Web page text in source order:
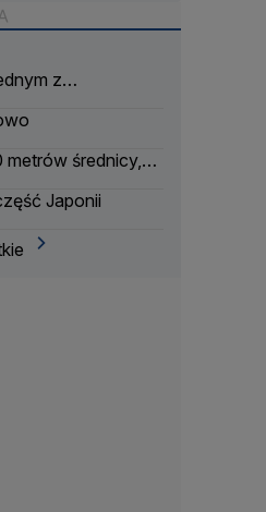
z
średnicy,
Japonii